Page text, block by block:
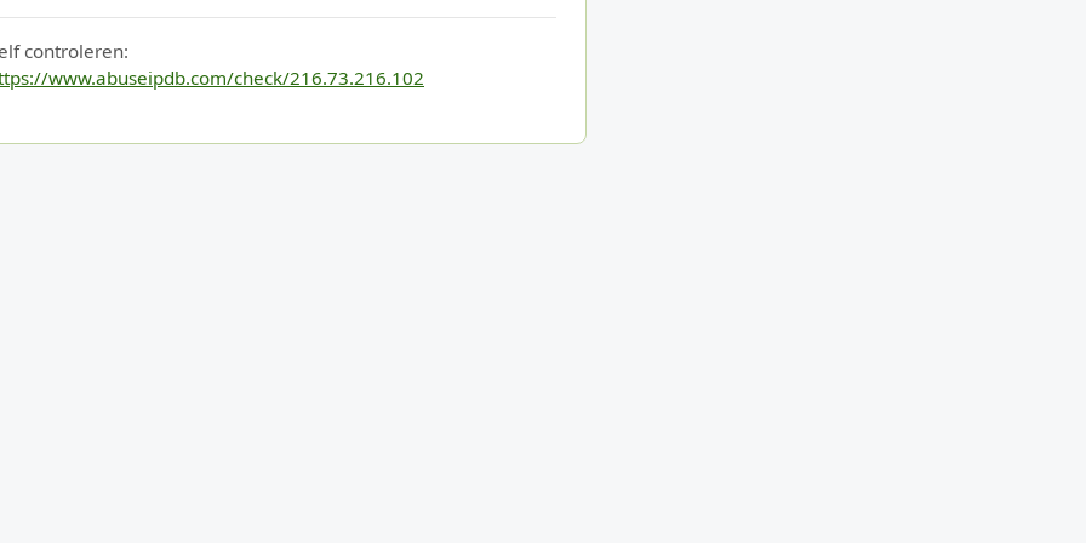
controleren:
www.abuseipdb.com/check/216.73.216.102